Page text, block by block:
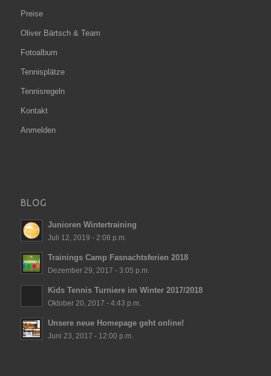
Preise
Oliver Bärtsch & Team
Fotoalbum
Tennisplätze
Tennisregeln
Kontakt
Anmelden
BLOG
Junioren Wintertraining
Juli 12, 2019 - 2:08 p.m.
Trainings Camp Fasnachtsferien 2018
Dezember 29, 2017 - 3:05 p.m.
Kids Tennis Turniere im Winter 2017/2018
Oktober 20, 2017 - 4:43 p.m.
Unsere neue Homepage geht online!
Juni 23, 2017 - 12:00 p.m.